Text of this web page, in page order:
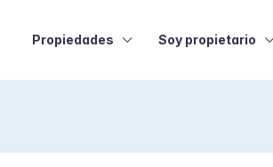
Propiedades Soy propietario